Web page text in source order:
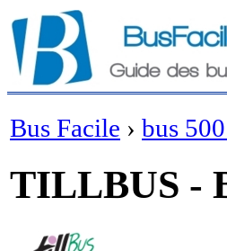
Bus Facile › bus
TILLBUS -